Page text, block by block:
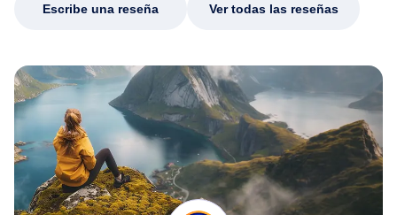
Escribe una reseña Ver todas las reseñas